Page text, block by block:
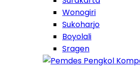
Wonogiri
Sukoharjo
Boyolali
Sragen